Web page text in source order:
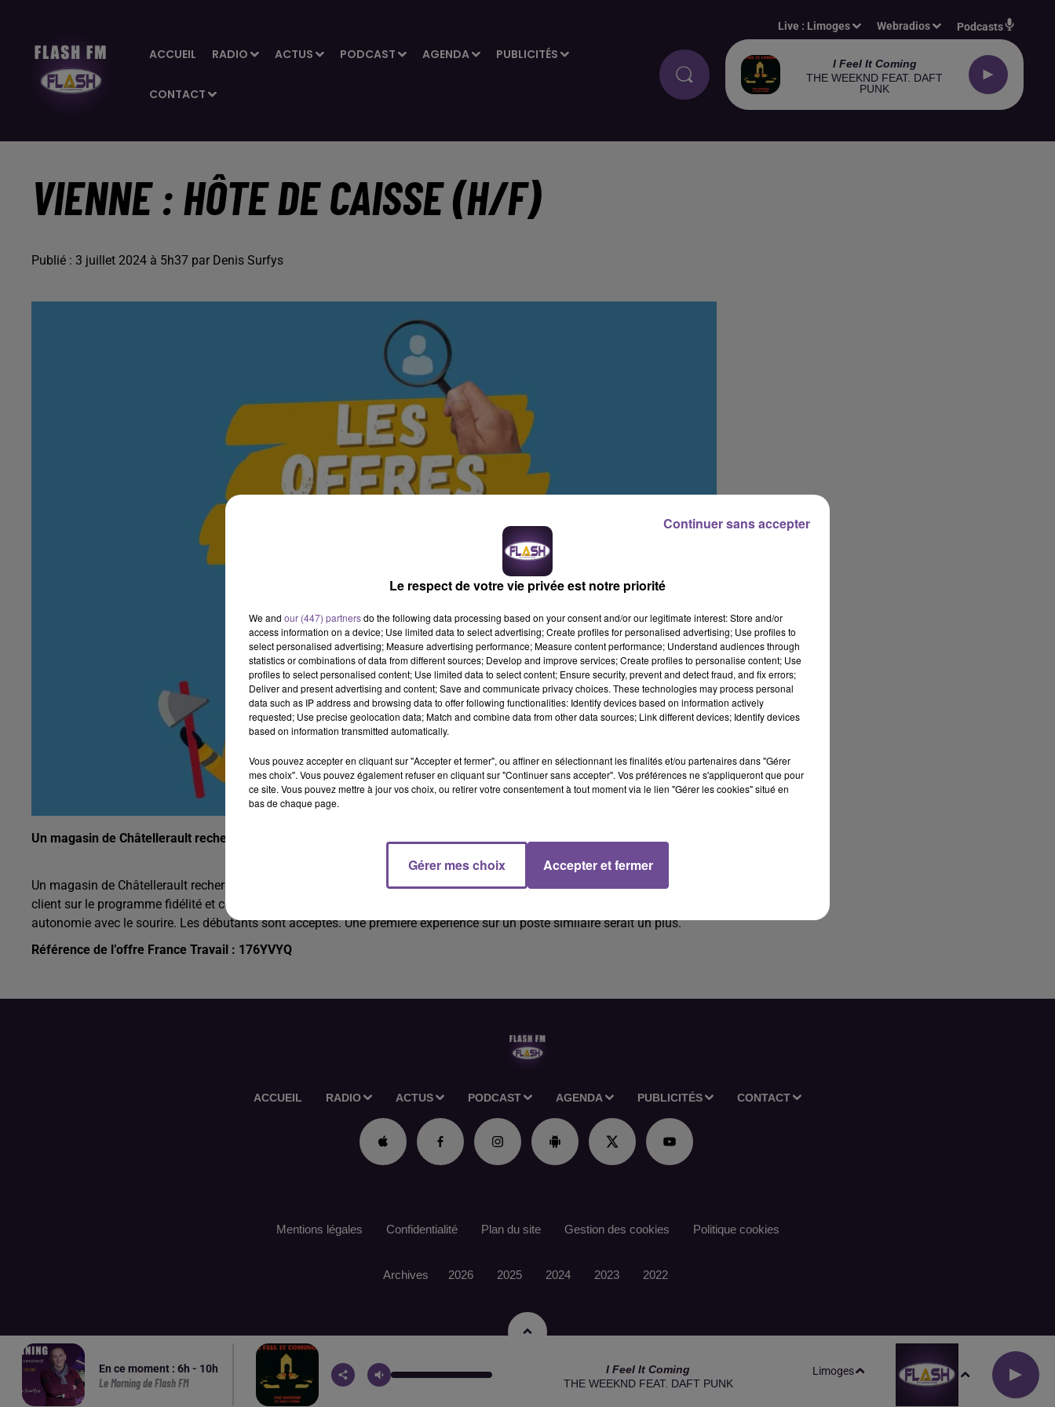
ACCUEIL RADIO ACTUS PODCAST AGENDA PUBLICITÉS
CONTACT
Live : Limoges Webradios Podcasts
I Feel It Coming
THE WEEKND FEAT. DAFT
PUNK
VIENNE : HÔTE DE CAISSE (H/F)
Publié : 3 juillet 2024 à 5h37 par Denis Surfys
Un magasin de Châtellerault recherche un hôte de caisse (H/F).
Un magasin de Châtellerault recherche un hôte de caisse (H/F). Vos missions : tenue de caisse, accueil physique, informer le
client sur le programme fidélité et conseil client. Vous devez aimer le contact public, être dynamique et savoir travailler en
autonomie avec le sourire. Les débutants sont acceptés. Une première expérience sur un poste similaire serait un plus.
Référence de l’offre France Travail : 176YVYQ
ACCUEIL RADIO ACTUS PODCAST AGENDA PUBLICITÉS CONTACT
En ce moment : 6h - 10h
Le Morning de Flash FM
I Feel It Coming
THE WEEKND FEAT. DAFT PUNK
Limoges
Mentions légales Confidentialité Plan du site Gestion des cookies Politique cookies
Archives 2026 2025 2024 2023 2022
Le respect de votre vie privée est notre priorité
We and our (447) partnersdo the following data processing based on your consent and/or our legitimate interest: Store and/or
access information on a device; Use limited data to select advertising; Create profiles for personalised advertising; Use profiles to
select personalised advertising; Measure advertising performance; Measure content performance; Understand audiences through
statistics or combinations of data from different sources; Develop and improve services; Create profiles to personalise content; Use
profiles to select personalised content; Use limited data to select content; Ensure security, prevent and detect fraud, and fix errors;
Deliver and present advertising and content; Save and communicate privacy choices. These technologies may process personal
data such as IP address and browsing data to offer following functionalities: Identify devices based on information actively
requested; Use precise geolocation data; Match and combine data from other data sources; Link different devices; Identify devices
based on information transmitted automatically.
Vous pouvez accepter en cliquant sur "Accepter et fermer", ou affiner en sélectionnant les finalités et/ou partenaires dans "Gérer
mes choix". Vous pouvez également refuser en cliquant sur "Continuer sans accepter". Vos préférences ne s'appliqueront que pour
ce site. Vous pouvez mettre à jour vos choix, ou retirer votre consentement à tout moment via le lien "Gérer les cookies" situé en
bas de chaque page.
Gérer mes choix Accepter et fermer
Continuer sans accepter